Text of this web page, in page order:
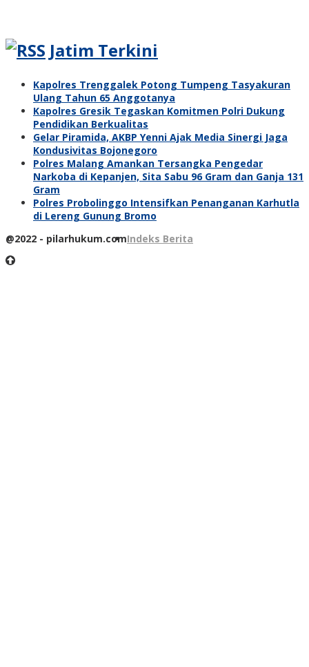
Jatim Terkini
Kapolres Trenggalek Potong Tumpeng Tasyakuran
Ulang Tahun 65 Anggotanya
Kapolres Gresik Tegaskan Komitmen Polri Dukung
Pendidikan Berkualitas
Gelar Piramida, AKBP Yenni Ajak Media Sinergi Jaga
Kondusivitas Bojonegoro
Polres Malang Amankan Tersangka Pengedar
Narkoba di Kepanjen, Sita Sabu 96 Gram dan Ganja 131
Gram
Polres Probolinggo Intensifkan Penanganan Karhutla
di Lereng Gunung Bromo
@2022 - pilarhukum.comIndeks Berita